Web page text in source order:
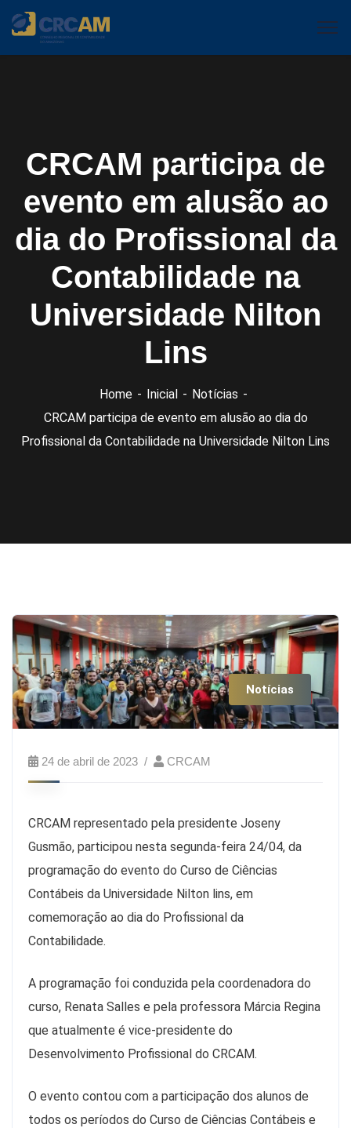
CRCAM participa de
evento em alusão ao
dia do Profissional da
Contabilidade na
Universidade Nilton
Lins
Home Inicial
Notícias
CRCAM participa de evento em alusão ao dia do
Profissional da Contabilidade na Universidade Nilton Lins
Notícias
24 de abril de 2023 CRCAM
CRCAM representado pela presidente Joseny
Gusmão, participou nesta segunda-feira 24/04, da
programação do evento do Curso de Ciências
Contábeis da Universidade Nilton lins, em
comemoração ao dia do Profissional da
Contabilidade.
A programação foi conduzida pela coordenadora do
curso, Renata Salles e pela professora Márcia Regina
que atualmente é vice-presidente do
Desenvolvimento Profissional do CRCAM.
O evento contou com a participação dos alunos de
todos os períodos do Curso de Ciências Contábeis e